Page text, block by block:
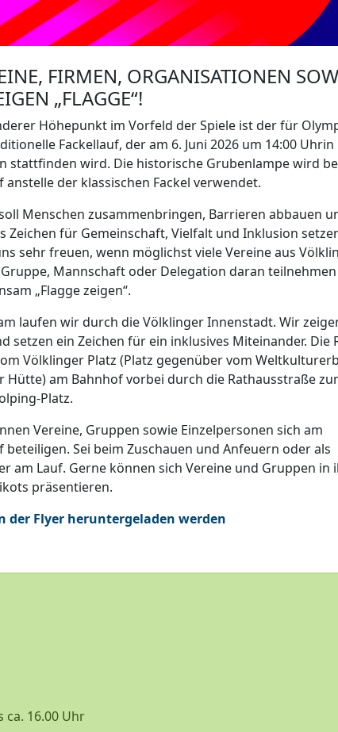
FIRMEN, ORGANISATIONEN
„FLAGGE“!
Höhepunkt im Vorfeld der Spiele ist der für
Fackellauf, der am 6. Juni 2026 um 14:00 Uhrin
stattfinden wird. Die historische Grubenlampe wird
anstelle der klassischen Fackel verwendet.
Menschen zusammenbringen, Barrieren abbauen
Zeichen für Gemeinschaft, Vielfalt und Inklusion
sehr freuen, wenn möglichst viele Vereine aus
Mannschaft oder Delegation daran
„Flagge zeigen“.
laufen wir durch die Völklinger Innenstadt. Wir
setzen ein Zeichen für ein inklusives Miteinander. Die
Völklinger Platz (Platz gegenüber vom
Hütte) am Bahnhof vorbei durch die Rathausstraße
Platz.
Vereine, Gruppen sowie Einzelpersonen sich am
beteiligen. Sei beim Zuschauen und Anfeuern oder als
am Lauf. Gerne können sich Vereine und Gruppen in
präsentieren.
der Flyer heruntergeladen werden
16.00 Uhr